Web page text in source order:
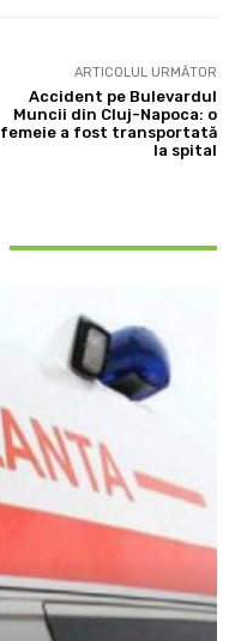
ARTICOLUL URMĂTOR
Accident pe Bulevardul
Muncii din Cluj-Napoca: o
femeie a fost transportată
la spital